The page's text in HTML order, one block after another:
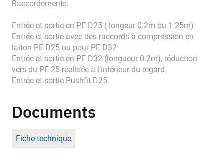
Raccordements:
Entrée et sortie en PE D25 ( longeur 0.2m ou 1.25m)
Entrée et sortie avec des raccords à compression en
laiton PE D25 ou pour PE D32
Entrée et sortie en PE D32 (longueur 0.2m), réduction
vers du PE 25 réalisée à l’intérieur du regard.
Entrée et sortie Pushfit D25.
Documents
Fiche technique